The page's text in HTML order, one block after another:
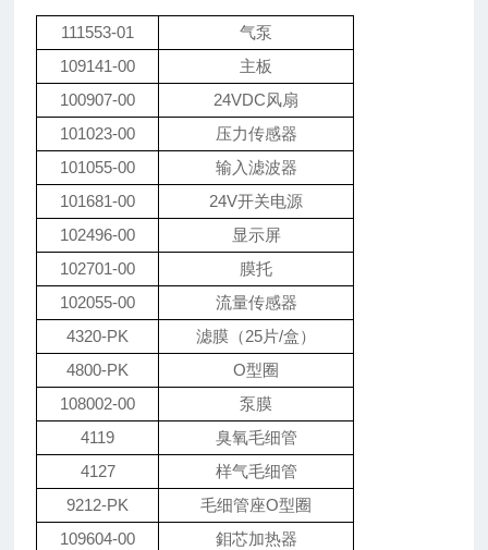
111553-01
气泵
109141-00
主板
100907-00
24VDC风扇
101023-00
压力传感器
101055-00
输入滤波器
101681-00
24V开关电源
102496-00
显示屏
102701-00
膜托
102055-00
流量传感器
4320-PK
滤膜（25片/盒）
4800-PK
O型圈
108002-00
泵膜
4119
臭氧毛细管
4127
样气毛细管
9212-PK
毛细管座O型圈
109604-00
鉬芯加热器